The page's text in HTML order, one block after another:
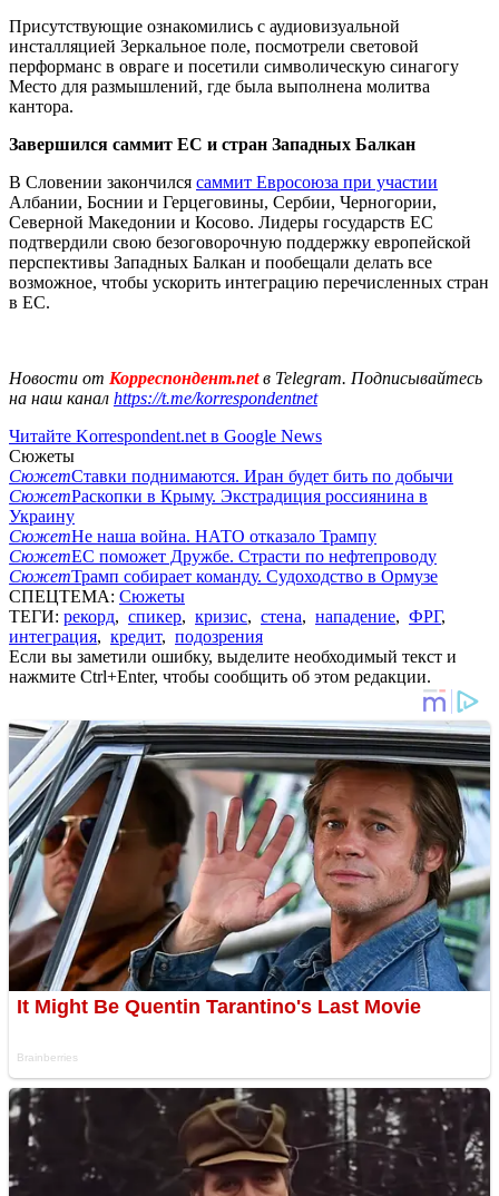
Присутствующие ознакомились с аудиовизуальной
инсталляцией Зеркальное поле, посмотрели световой
перформанс в овраге и посетили символическую синагогу
Место для размышлений, где была выполнена молитва
кантора.
Завершился саммит ЕС и стран Западных Балкан
В Словении закончился саммит Евросоюза при участии
Албании, Боснии и Герцеговины, Сербии, Черногории,
Северной Македонии и Косово. Лидеры государств ЕС
подтвердили свою безоговорочную поддержку европейской
перспективы Западных Балкан и пообещали делать все
возможное, чтобы ускорить интеграцию перечисленных стран
в ЕС.
Новости от Корреспондент.netв Telegram. Подписывайтесь
на наш канал https://t.me/korrespondentnet
Читайте Korrespondent.net в Google News
Сюжеты
СюжетСтавки поднимаются. Иран будет бить по добычи
СюжетРаскопки в Крыму. Экстрадиция россиянина в
Украину
СюжетНе наша война. НАТО отказало Трампу
СюжетЕС поможет Дружбе. Страсти по нефтепроводу
СюжетТрамп собирает команду. Судоходство в Ормузе
СПЕЦТЕМА: Сюжеты
ТЕГИ: рекорд, спикер, кризис, стена, нападение, ФРГ,
интеграция, кредит, подозрения
Если вы заметили ошибку, выделите необходимый текст и
нажмите Ctrl+Enter, чтобы сообщить об этом редакции.